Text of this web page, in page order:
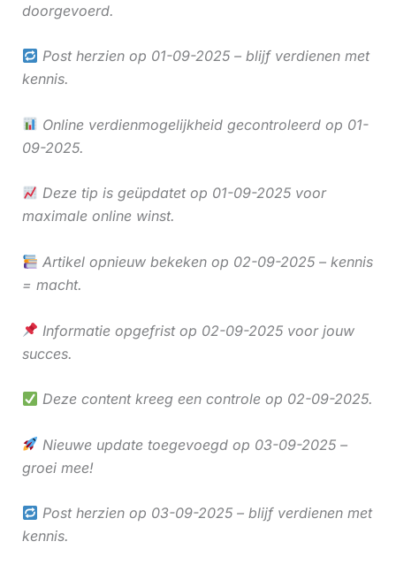
doorgevoerd.
Post herzien op 01-09-2025 – blijf verdienen met
kennis.
Online verdienmogelijkheid gecontroleerd op 01-
09-2025.
Deze tip is geüpdatet op 01-09-2025 voor
maximale online winst.
Artikel opnieuw bekeken op 02-09-2025 – kennis
= macht.
Informatie opgefrist op 02-09-2025 voor jouw
succes.
Deze content kreeg een controle op 02-09-2025.
Nieuwe update toegevoegd op 03-09-2025 –
groei mee!
Post herzien op 03-09-2025 – blijf verdienen met
kennis.